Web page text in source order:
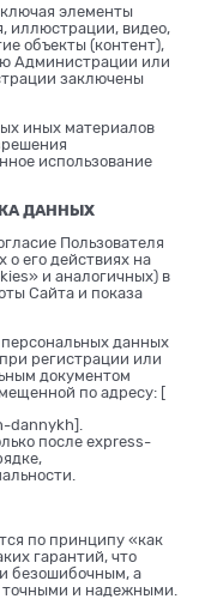
элементы
иллюстрации, видео,
объекты (контент),
Администрации или
заключены
иных материалов
использование
ДАННЫХ
Пользователя
о его действиях на
и аналогичных) в
Сайта и показа
данных
регистрации или
документом
по адресу: [
dannykh].
после express-
по принципу «как
гарантий, что
безошибочным, а
и надежными.